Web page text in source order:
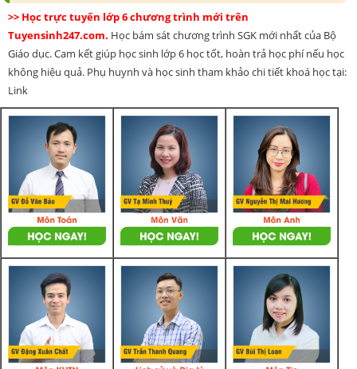
>> Học trực tuyến lớp 6 chương trình mới trên
Tuyensinh247.com. Học bám sát chương trình SGK mới nhất của Bộ
Giáo dục. Cam kết giúp học sinh lớp 6 học tốt, hoàn trả học phí nếu học
không hiệu quả. Phụ huynh và học sinh tham khảo chi tiết khoá học tại:
Link